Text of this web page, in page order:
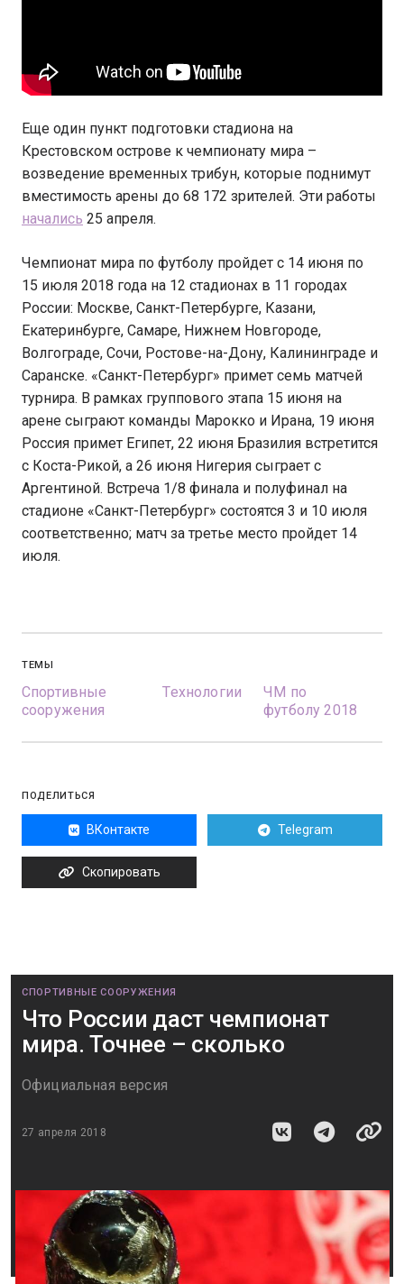
Еще один пункт подготовки стадиона на
Крестовском острове к чемпионату мира –
возведение временных трибун, которые поднимут
вместимость арены до 68 172 зрителей. Эти работы
начались 25 апреля.
Чемпионат мира по футболу пройдет с 14 июня по
15 июля 2018 года на 12 стадионах в 11 городах
России: Москве, Санкт-Петербурге, Казани,
Екатеринбурге, Самаре, Нижнем Новгороде,
Волгограде, Сочи, Ростове-на-Дону, Калининграде и
Саранске. «Санкт-Петербург» примет семь матчей
турнира. В рамках группового этапа 15 июня на
арене сыграют команды Марокко и Ирана, 19 июня
Россия примет Египет, 22 июня Бразилия встретится
с Коста-Рикой, а 26 июня Нигерия сыграет с
Аргентиной. Встреча 1/8 финала и полуфинал на
стадионе «Санкт-Петербург» состоятся 3 и 10 июля
соответственно; матч за третье место пройдет 14
июля.
ТЕМЫ
Спортивные
сооружения
Технологии
ЧМ по
футболу 2018
ПОДЕЛИТЬСЯ
ВКонтакте Telegram
Скопировать
СПОРТИВНЫЕ СООРУЖЕНИЯ
Что России даст чемпионат
мира. Точнее – сколько
Официальная версия
27 апреля 2018